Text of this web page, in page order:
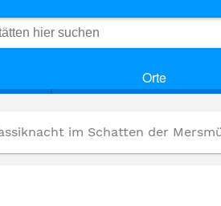
Orte
im Schatten der